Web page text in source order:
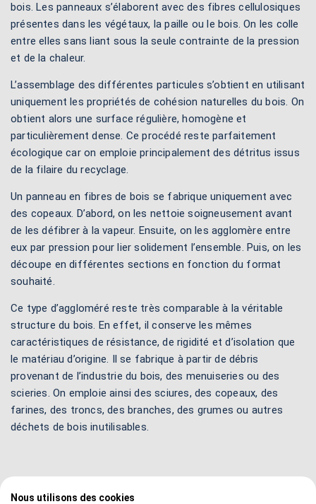
bois. Les panneaux s’élaborent avec des fibres cellulosiques
présentes dans les végétaux, la paille ou le bois. On les colle
entre elles sans liant sous la seule contrainte de la pression
et de la chaleur.
L’assemblage des différentes particules s’obtient en utilisant
uniquement les propriétés de cohésion naturelles du bois. On
obtient alors une surface régulière, homogène et
particulièrement dense. Ce procédé reste parfaitement
écologique car on emploie principalement des détritus issus
de la filaire du recyclage.
Un panneau en fibres de bois se fabrique uniquement avec
des copeaux. D’abord, on les nettoie soigneusement avant
de les défibrer à la vapeur. Ensuite, on les agglomère entre
eux par pression pour lier solidement l’ensemble. Puis, on les
découpe en différentes sections en fonction du format
souhaité.
Ce type d’aggloméré reste très comparable à la véritable
structure du bois. En effet, il conserve les mêmes
caractéristiques de résistance, de rigidité et d’isolation que
le matériau d’origine. Il se fabrique à partir de débris
provenant de l’industrie du bois, des menuiseries ou des
scieries. On emploie ainsi des sciures, des copeaux, des
farines, des troncs, des branches, des grumes ou autres
déchets de bois inutilisables.
Nous utilisons des cookies